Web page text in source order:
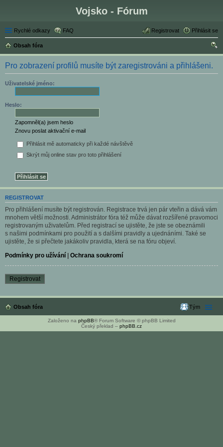
Vojsko - Fórum
Rychlé odkazy FAQ Přihlásit se
Registrovat
Obsah fóra
led
Pro zobrazení profilů musíte být zaregistrováni a přihlášeni.
Uživatelské jméno:
Heslo:
Zapomněl(a) jsem heslo
Znovu poslat aktivační e-mail
Přihlásit mě automaticky při každé návštěvě
Skrýt můj online stav pro toto přihlášení
REGISTROVAT
Pro přihlášení musíte být registrován. Registrace trvá jen pár vteřin a dává vám
mnohem větší možnosti. Administrátor fóra též může dávat rozšířené pravomoci
registrovaným uživatelům. Před registrací se ujistěte, že jste se obeznámili
s našimi podmínkami pro použití a s dalšími pravidly a ujednáními. Také se
ujistěte, že si přečtete jakákoliv pravidla, která se na fóru objeví.
Podmínky pro užívání | Ochrana soukromí
Registrovat
Obsah fóra Tým
Založeno na phpBB® Forum Software © phpBB Limited
Český překlad – phpBB.cz